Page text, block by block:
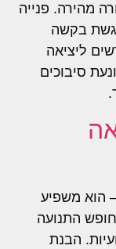
מהירה. פנייה
בקשה
ליציאה
סיבוכים
הוא משפיע
התנועה
הבנת